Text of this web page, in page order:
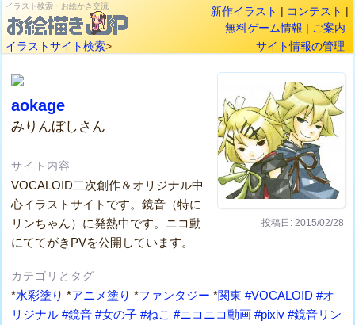
イラスト検索・お絵かき交流 新作イラスト | コンテスト |
無料ゲーム情報 | ご案内
イラストサイト検索> サイト情報の管理
投稿日: 2015/02/28
aokage
みりんぼしさん
サイト内容
VOCALOID二次創作＆オリジナル中
心イラストサイトです。鏡音（特に
リンちゃん）に発熱中です。ニコ動
にててがきPVを公開しています。
カテゴリとタグ
*水彩塗り *アニメ塗り *ファンタジー *関東 #VOCALOID #オ
リジナル #鏡音 #女の子 #ねこ #ニコニコ動画 #pixiv #鏡音リン